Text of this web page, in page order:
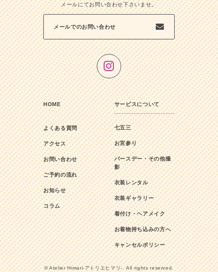
メールにてお問い合わせ下さいませ。
メールでのお問い合わせ
HOME
よくある質問
アクセス
お問い合わせ
ご予約の流れ
お知らせ
コラム
サービスについて
七五三
お宮参り
バースデー・その他撮
影
衣装レンタル
衣装ギャラリー
着付け・ヘアメイク
お着物持ち込みの方へ
キャンセルポリシー
© Atelier Himari-アトリエヒマリ-. All rights reserved.